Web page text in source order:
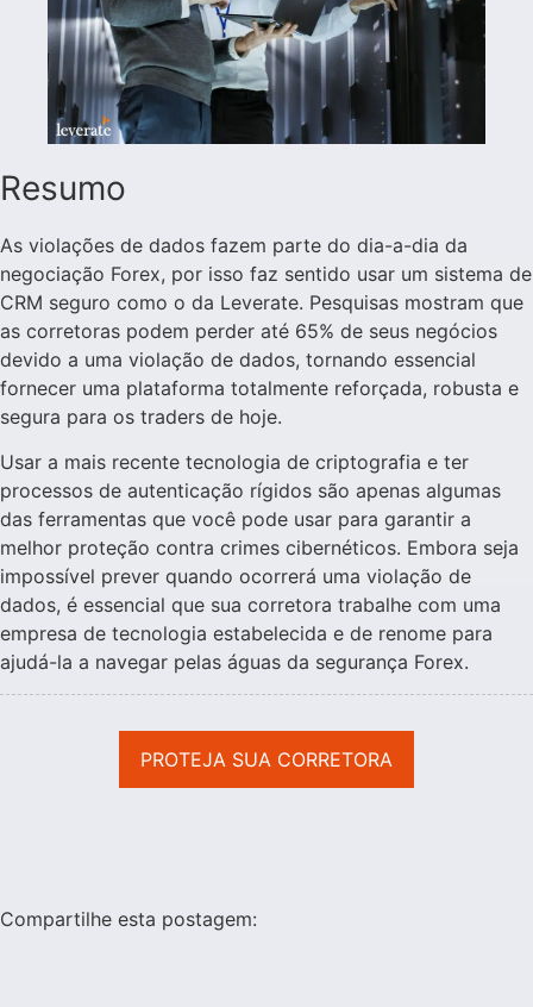
Resumo
As violações de dados fazem parte do dia-a-dia da
negociação Forex, por isso faz sentido usar um sistema de
CRM seguro como o da Leverate. Pesquisas mostram que
as corretoras podem perder até 65% de seus negócios
devido a uma violação de dados, tornando essencial
fornecer uma plataforma totalmente reforçada, robusta e
segura para os traders de hoje.
Usar a mais recente tecnologia de criptografia e ter
processos de autenticação rígidos são apenas algumas
das ferramentas que você pode usar para garantir a
melhor proteção contra crimes cibernéticos. Embora seja
impossível prever quando ocorrerá uma violação de
dados, é essencial que sua corretora trabalhe com uma
empresa de tecnologia estabelecida e de renome para
ajudá-la a navegar pelas águas da segurança Forex.
PROTEJA SUA CORRETORA
Compartilhe esta postagem: